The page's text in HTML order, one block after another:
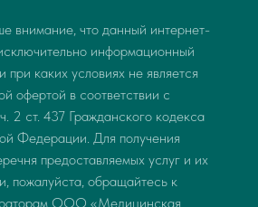
внимание, что данный интернет-
информационный
при каких условиях не является
офертой в соответствии с
2 ст. 437 Гражданского кодекса
Федерации. Для получения
предоставляемых услуг и их
пожалуйста, обращайтесь к
ООО «Медицинская